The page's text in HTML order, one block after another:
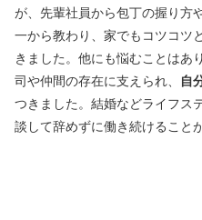
が、先輩社員から包丁の握り方
一から教わり、家でもコツコツ
きました。他にも悩むことはあ
司や仲間の存在に支えられ、 自
つきました。結婚などライフス
談して辞めずに働き続けること